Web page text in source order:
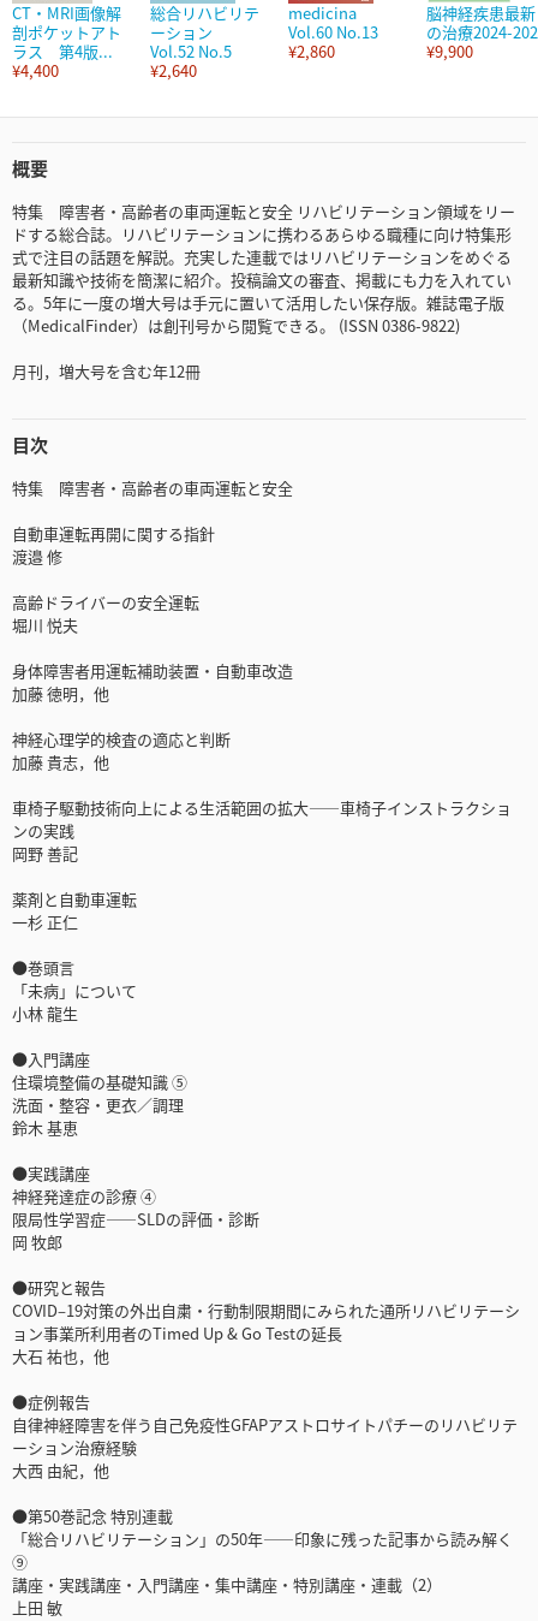
CT・MRI画像解
剖ポケットアト
ラス 第4版...
¥4,400
総合リハビリテ
ーション
Vol.52 No.5
¥2,640
medicina
Vol.60 No.13
¥2,860
脳神経疾患最新
の治療2024-
¥9,900
概要
特集 障害者・高齢者の車両運転と安全 リハビリテーション領域をリー
ドする総合誌。リハビリテーションに携わるあらゆる職種に向け特集形
式で注目の話題を解説。充実した連載ではリハビリテーションをめぐる
最新知識や技術を簡潔に紹介。投稿論文の審査、掲載にも力を入れてい
る。5年に一度の増大号は手元に置いて活用したい保存版。雑誌電子版
（MedicalFinder）は創刊号から閲覧できる。 (ISSN 0386-9822)
月刊，増大号を含む年12冊
目次
特集 障害者・高齢者の車両運転と安全
自動車運転再開に関する指針
渡邉 修
高齢ドライバーの安全運転
堀川 悦夫
身体障害者用運転補助装置・自動車改造
加藤 徳明，他
神経心理学的検査の適応と判断
加藤 貴志，他
車椅子駆動技術向上による生活範囲の拡大――車椅子インストラクショ
ンの実践
岡野 善記
薬剤と自動車運転
一杉 正仁
●巻頭言
「未病」について
小林 龍生
●入門講座
住環境整備の基礎知識 ⑤
洗面・整容・更衣／調理
鈴木 基恵
●実践講座
神経発達症の診療 ④
限局性学習症――SLDの評価・診断
岡 牧郎
●研究と報告
COVID‒19対策の外出自粛・行動制限期間にみられた通所リハビリテーシ
ョン事業所利用者のTimed Up & Go Testの延長
大石 祐也，他
●症例報告
自律神経障害を伴う自己免疫性GFAPアストロサイトパチーのリハビリテ
ーション治療経験
大西 由紀，他
●第50巻記念 特別連載
「総合リハビリテーション」の50年――印象に残った記事から読み解く
⑨
講座・実践講座・入門講座・集中講座・特別講座・連載（2）
上田 敏